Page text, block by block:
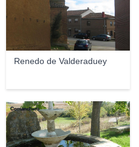
Renedo de Valderaduey
Comanchero